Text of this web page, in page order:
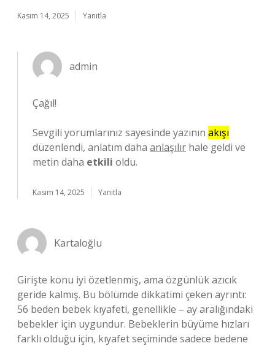
Kasım 14, 2025 Yanıtla
admin
Çağıl!
Sevgili yorumlarınız sayesinde yazının akışı
düzenlendi, anlatım daha anlaşılır hale geldi ve
metin daha etkili oldu.
Kasım 14, 2025 Yanıtla
Kartaloğlu
Girişte konu iyi özetlenmiş, ama özgünlük azıcık
geride kalmış. Bu bölümde dikkatimi çeken ayrıntı:
56 beden bebek kıyafeti, genellikle – ay aralığındaki
bebekler için uygundur. Bebeklerin büyüme hızları
farklı olduğu için, kıyafet seçiminde sadece bedene